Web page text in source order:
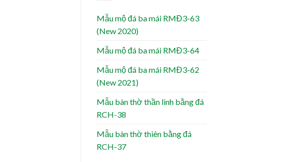
Mẫu mộ đá ba mái RMĐ3-63
(New 2020)
Mẫu mộ đá ba mái RMĐ3-64
Mẫu mộ đá ba mái RMĐ3-62
(New 2021)
Mẫu bàn thờ thần linh bằng đá
RCH-38
Mẫu bàn thờ thiên bằng đá
RCH-37